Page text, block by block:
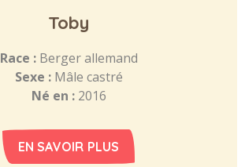
Toby
Race : Berger allemand
Sexe : Mâle castré
Né en : 2016
EN SAVOIR PLUS